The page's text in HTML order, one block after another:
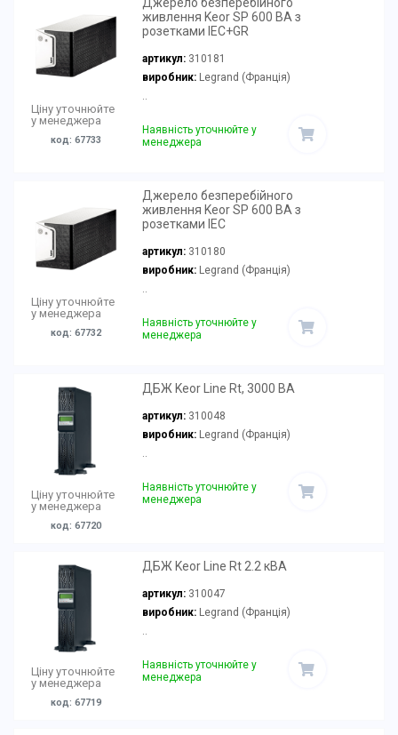
Ціну уточнюйте
у менеджера
код: 67733
живлення Keor SP 600 ВА з
розетками IEC+GR
артикул: 310181
виробник:Legrand (Франція)
..
Наявність уточнюйте у
менеджера
Ціну уточнюйте
у менеджера
код: 67732
Джерело безперебійного
живлення Keor SP 600 ВА з
розетками IEC
артикул: 310180
виробник:Legrand (Франція)
..
Наявність уточнюйте у
менеджера
Ціну уточнюйте
у менеджера
код: 67720
ДБЖ Keor Line Rt, 3000 ВА
артикул: 310048
виробник:Legrand (Франція)
..
Наявність уточнюйте у
менеджера
Ціну уточнюйте
у менеджера
код: 67719
ДБЖ Keor Line Rt 2.2 кВА
артикул: 310047
виробник:Legrand (Франція)
Наявність уточнюйте у
менеджера